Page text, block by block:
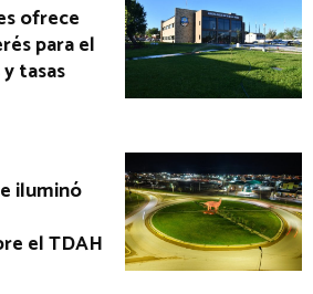
ofrece
para el
tasas
iluminó
el TDAH